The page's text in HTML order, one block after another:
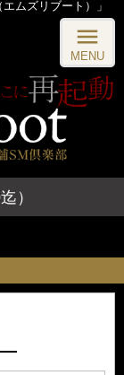
ムズリブート）」
）
menu
MENU